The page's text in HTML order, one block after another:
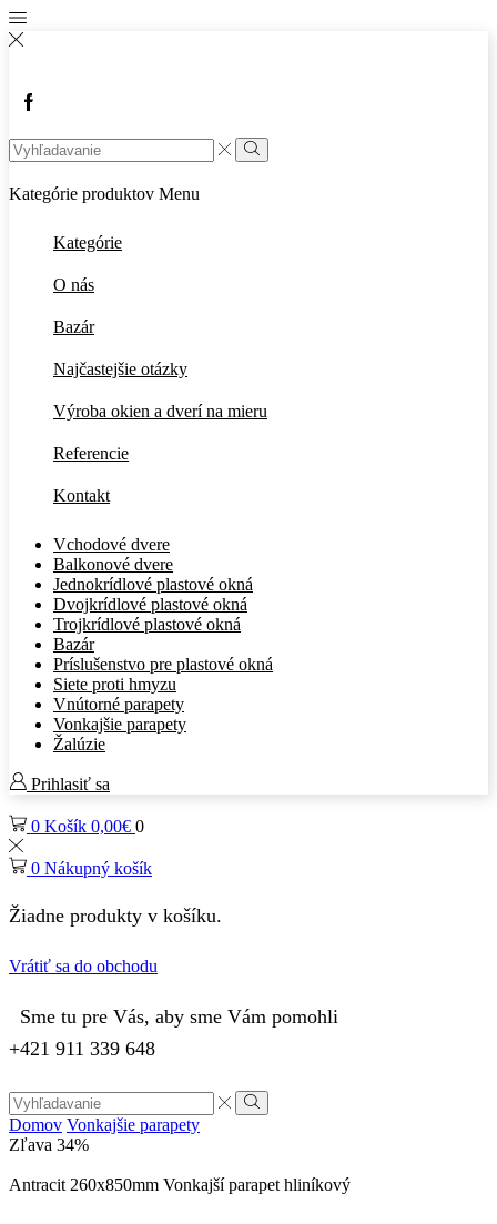
Facebook
Search
input
Vyhľadávanie
Kategórie produktov Menu
Kategórie
O nás
Bazár
Najčastejšie otázky
Výroba okien a dverí na mieru
Referencie
Kontakt
Vchodové dvere
Balkonové dvere
Jednokrídlové plastové okná
Dvojkrídlové plastové okná
Trojkrídlové plastové okná
Bazár
Príslušenstvo pre plastové okná
Siete proti hmyzu
Vnútorné parapety
Vonkajšie parapety
Žalúzie
Prihlasiť sa
0 Košík 0,00€ 0
0 Nákupný košík
Žiadne produkty v košíku.
Vrátiť sa do obchodu
Sme tu pre Vás, aby sme Vám pomohli
+421 911 339 648
Search
input
Vyhľadávanie
Domov Vonkajšie parapety
Zľava 34%
Antracit 260x850mm Vonkajší parapet hliníkový